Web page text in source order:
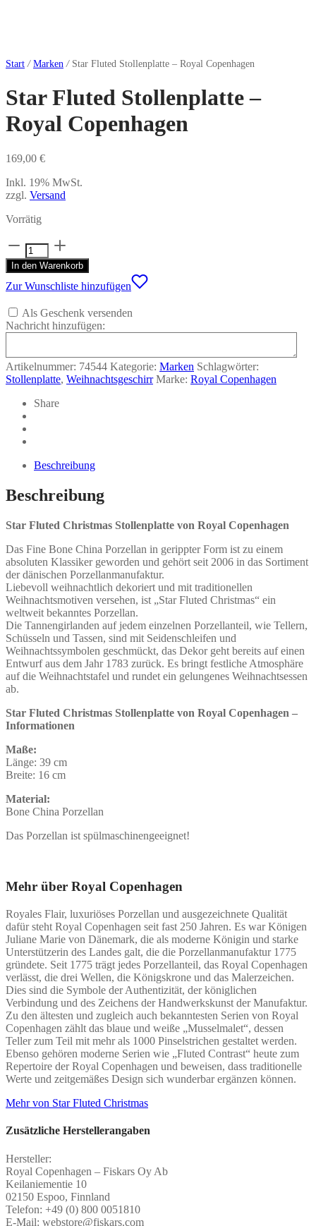
Start / Marken /Star Fluted Stollenplatte – Royal Copenhagen
Star Fluted Stollenplatte –
Royal Copenhagen
169,00 €
Inkl. 19% MwSt.
zzgl. Versand
Vorrätig
Star
Fluted
Stollenplatte
-
Royal
Menge
In den Warenkorb
Zur Wunschliste hinzufügen
Als Geschenk versenden
Nachricht hinzufügen:
Artikelnummer: 74544 Kategorie: Marken Schlagwörter:
Stollenplatte, Weihnachtsgeschirr Marke: Royal Copenhagen
Share
Beschreibung
Beschreibung
Star Fluted Christmas Stollenplatte von Royal Copenhagen
Das Fine Bone China Porzellan in gerippter Form ist zu einem
absoluten Klassiker geworden und gehört seit 2006 in das Sortiment
der dänischen Porzellanmanufaktur.
Liebevoll weihnachtlich dekoriert und mit traditionellen
Weihnachtsmotiven versehen, ist „Star Fluted Christmas“ ein
weltweit bekanntes Porzellan.
Die Tannengirlanden auf jedem einzelnen Porzellanteil, wie Tellern,
Schüsseln und Tassen, sind mit Seidenschleifen und
Weihnachtssymbolen geschmückt, das Dekor geht bereits auf einen
Entwurf aus dem Jahr 1783 zurück. Es bringt festliche Atmosphäre
auf die Weihnachtstafel und rundet ein gelungenes Weihnachtsessen
ab.
Star Fluted Christmas Stollenplatte von Royal Copenhagen –
Informationen
Maße:
Länge: 39 cm
Breite: 16 cm
Material:
Bone China Porzellan
Das Porzellan ist spülmaschinengeeignet!
Mehr über Royal Copenhagen
Royales Flair, luxuriöses Porzellan und ausgezeichnete Qualität
dafür steht Royal Copenhagen seit fast 250 Jahren. Es war Königen
Juliane Marie von Dänemark, die als moderne Königin und starke
Unterstützerin des Landes galt, die die Porzellanmanufaktur 1775
gründete. Seit 1775 trägt jedes Porzellanteil, das Royal Copenhagen
verlässt, die drei Wellen, die Königskrone und das Malerzeichen.
Dies sind die Symbole der Authentizität, der königlichen
Verbindung und des Zeichens der Handwerkskunst der Manufaktur.
Zu den ältesten und zugleich auch bekanntesten Serien von Royal
Copenhagen zählt das blaue und weiße „Musselmalet“, dessen
Teller zum Teil mit mehr als 1000 Pinselstrichen gestaltet werden.
Ebenso gehören moderne Serien wie „Fluted Contrast“ heute zum
Repertoire der Royal Copenhagen und beweisen, dass traditionelle
Werte und zeitgemäßes Design sich wunderbar ergänzen können.
Mehr von Star Fluted Christmas
Zusätzliche Herstellerangaben
Hersteller:
Royal Copenhagen – Fiskars Oy Ab
Keilaniementie 10
02150 Espoo, Finnland
Telefon: +49 (0) 800 0051810
E-Mail: webstore@fiskars.com